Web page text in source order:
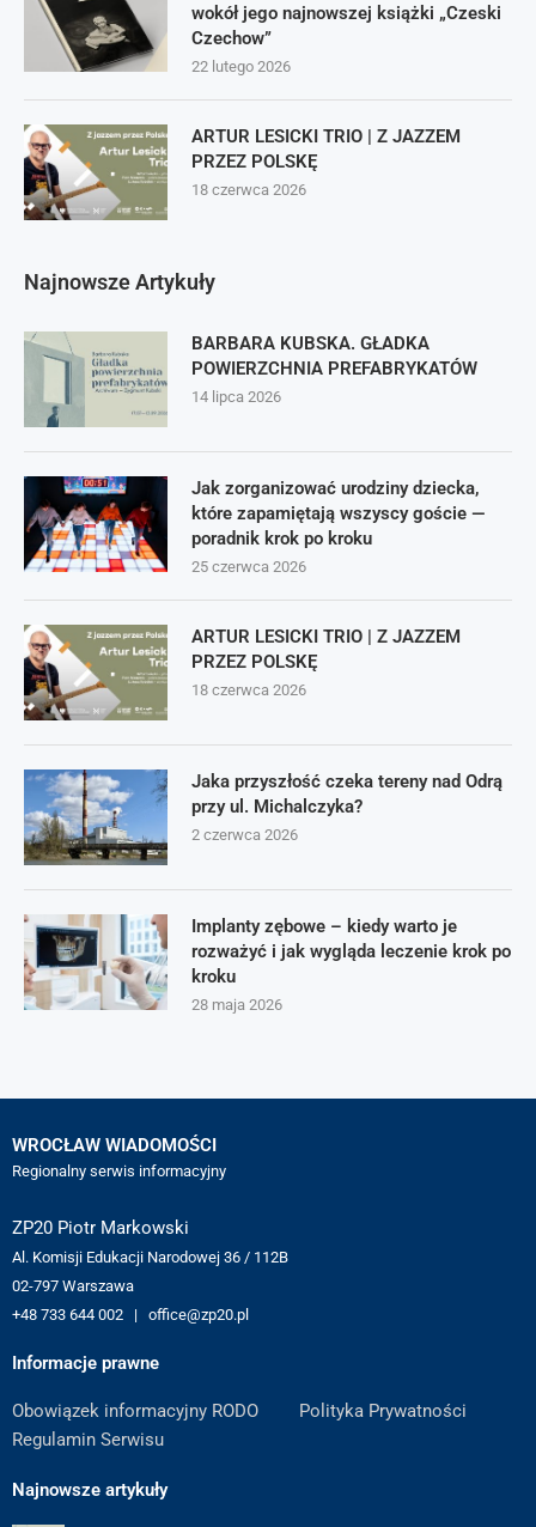
wokół jego najnowszej książki „Czeski
Czechow”
22 lutego 2026
ARTUR LESICKI TRIO | Z JAZZEM
PRZEZ POLSKĘ
18 czerwca 2026
Najnowsze Artykuły
BARBARA KUBSKA. GŁADKA
POWIERZCHNIA PREFABRYKATÓW
14 lipca 2026
Jak zorganizować urodziny dziecka,
które zapamiętają wszyscy goście —
poradnik krok po kroku
25 czerwca 2026
ARTUR LESICKI TRIO | Z JAZZEM
PRZEZ POLSKĘ
18 czerwca 2026
Jaka przyszłość czeka tereny nad Odrą
przy ul. Michalczyka?
2 czerwca 2026
Implanty zębowe – kiedy warto je
rozważyć i jak wygląda leczenie krok po
kroku
28 maja 2026
WROCŁAW WIADOMOŚCI
Regionalny serwis informacyjny
ZP20 Piotr Markowski
Al. Komisji Edukacji Narodowej 36 / 112B
02-797 Warszawa
+48 733 644 002 | office@zp20.pl
Informacje prawne
Obowiązek informacyjny RODO
Polityka Prywatności
Regulamin Serwisu
Najnowsze artykuły